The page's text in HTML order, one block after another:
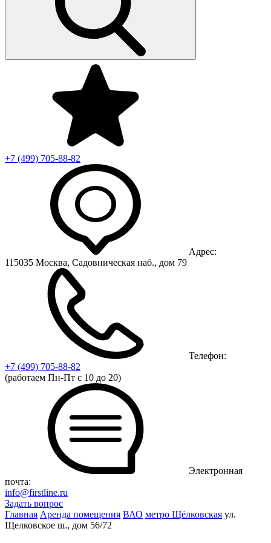
+7 (499) 705-88-82
Адрес:
115035 Москва, Садовническая наб., дом 79
Телефон:
+7 (499) 705-88-82
(работаем Пн-Пт с 10 до 20)
Электронная
почта:
info@firstline.ru
Задать вопрос
Главная Аренда помещения ВАО метро Щёлковская ул.
Щелковское ш., дом 56/72